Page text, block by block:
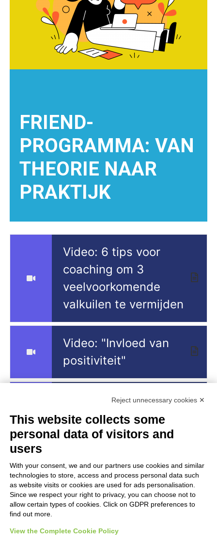
FRIEND-
PROGRAMMA: VAN
THEORIE NAAR
PRAKTIJK
Video: 6 tips voor
coaching om 3
veelvoorkomende
valkuilen te vermijden
Video: "Invloed van
positiviteit"
Video: Hall of
Icebreakers: Yarn Web
2023-1-NL01-KA220-000156207
Funded by the European Union. Views and opinions expressed are
however those of the author(s) only and do not necessarily reflect
those of the European Union or the European Education and Culture
can be held responsible for them.
Reject unnecessary cookies ✕
This website collects some
personal data of visitors and
users
With your consent, we and our partners use cookies and similar
technologies to store, access and process personal data such
as website visits or cookies are used for ads personalisation.
Since we respect your right to privacy, you can choose not to
allow certain types of cookies. Click on GDPR preferences to
find out more.
View the Complete Cookie Policy